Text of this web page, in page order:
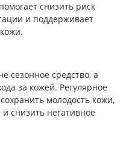
снизить риск
и поддерживает
сезонное средство, а
за кожей. Регулярное
молодость кожи,
снизить негативное